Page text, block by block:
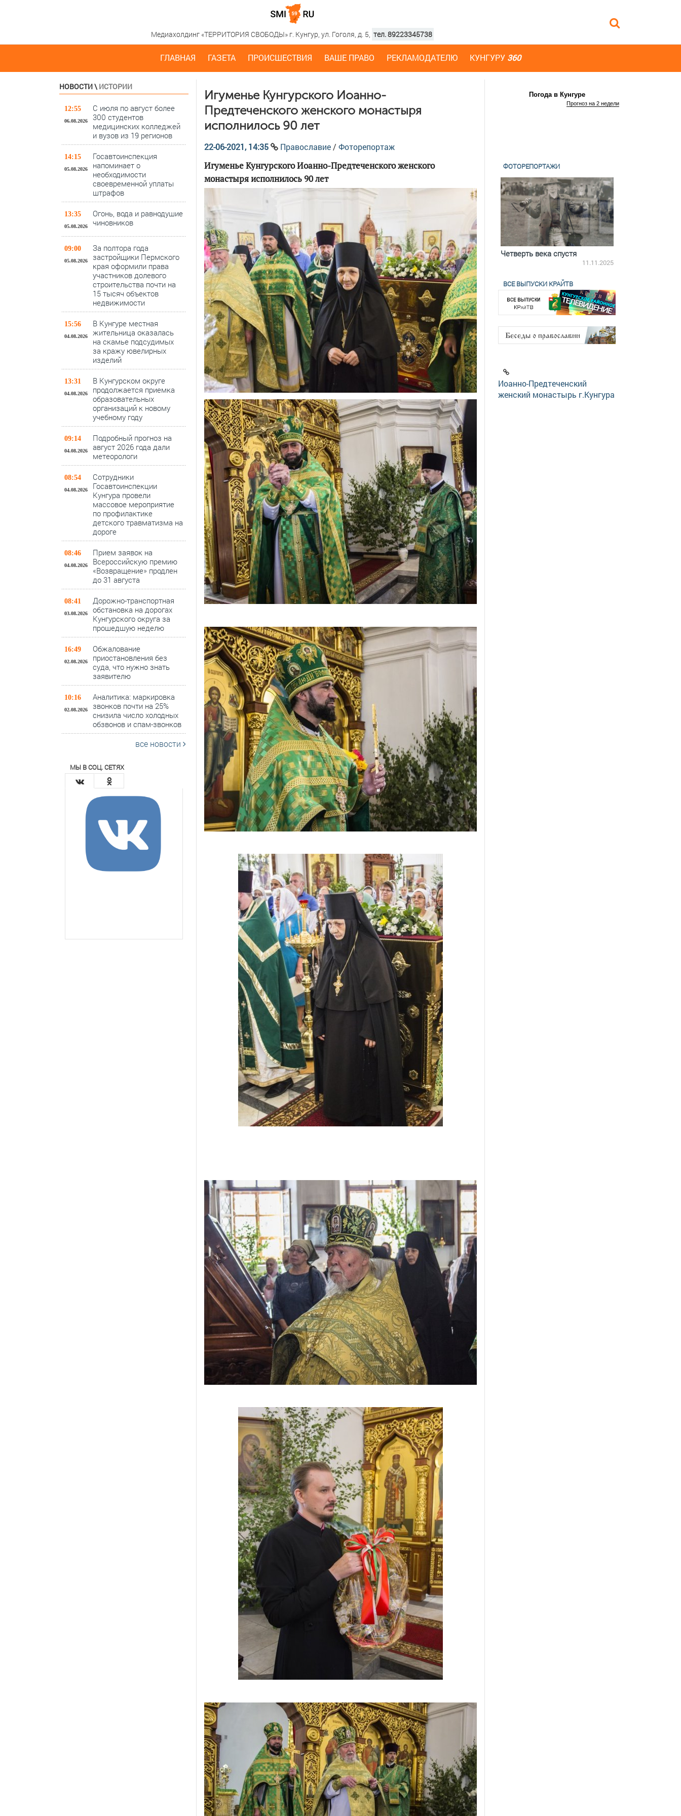
Медиахолдинг «ТЕРРИТОРИЯ СВОБОДЫ» г. Кунгур, ул. Гоголя, д. 5, тел. 89223345738
ГЛАВНАЯ ГАЗЕТА ПРОИСШЕСТВИЯ ВАШЕ ПРАВО РЕКЛАМОДАТЕЛЮ КУНГУРУ 360
НОВОСТИ\ ИСТОРИИ
12:55
06.08.2026
С июля по август более
300 студентов
медицинских колледжей
и вузов из 19 регионов
14:15
05.08.2026
Госавтоинспекция
напоминает о
необходимости
своевременной уплаты
штрафов
13:35
05.08.2026
Огонь, вода и равнодушие
чиновников
09:00
05.08.2026
За полтора года
застройщики Пермского
края оформили права
участников долевого
строительства почти на
15 тысяч объектов
недвижимости
15:56
04.08.2026
В Кунгуре местная
жительница оказалась
на скамье подсудимых
за кражу ювелирных
изделий
13:31
04.08.2026
В Кунгурском округе
продолжается приемка
образовательных
организаций к новому
учебному году
09:14
04.08.2026
Подробный прогноз на
август 2026 года дали
метеорологи
08:54
04.08.2026
Сотрудники
Госавтоинспекции
Кунгура провели
массовое мероприятие
по профилактике
детского травматизма на
дороге
08:46
04.08.2026
Прием заявок на
Всероссийскую премию
«Возвращение» продлен
до 31 августа
08:41
03.08.2026
Дорожно-транспортная
обстановка на дорогах
Кунгурского округа за
прошедшую неделю
16:49
02.08.2026
Обжалование
приостановления без
суда, что нужно знать
заявителю
10:16
02.08.2026
Аналитика: маркировка
звонков почти на 25%
снизила число холодных
обзвонов и спам-звонков
все новости
МЫ В СОЦ. СЕТЯХ
Игуменье Кунгурского Иоанно-
Предтеченского женского монастыря
исполнилось 90 лет
22-06-2021, 14:35 Православие / Фоторепортаж
Игуменье Кунгурского Иоанно-Предтеченского женского
монастыря исполнилось 90 лет
Погода в Кунгуре
Прогноз на 2 недели
ФОТОРЕПОРТАЖИ
По итогам первой пятилетки
18.12.2025
Четверть века спустя
11.11.2025
ВСЕ ВЫПУСКИ КРАЙТВ
Иоанно-Предтеченский
женский монастырь г.Кунгура